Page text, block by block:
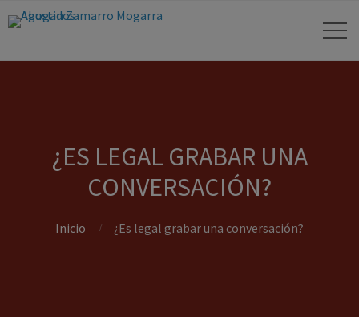
¿ES LEGAL GRABAR UNA
CONVERSACIÓN?
Inicio ¿Es legal grabar una conversación?